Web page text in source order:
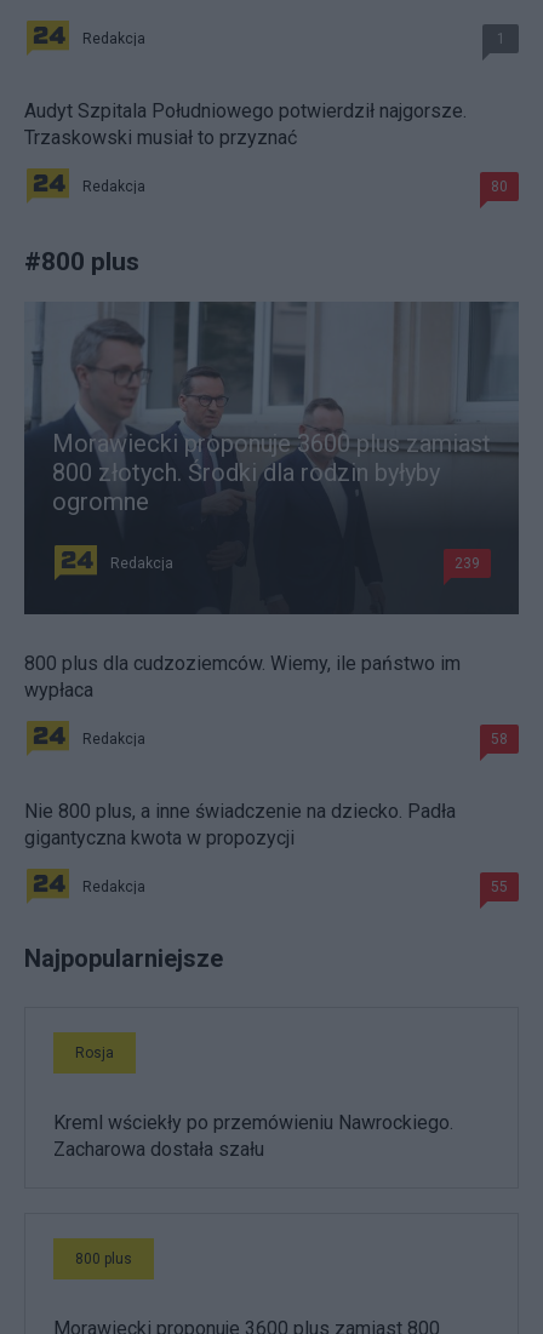
Redakcja 1
Audyt Szpitala Południowego potwierdził najgorsze.
Trzaskowski musiał to przyznać
Redakcja 80
#800 plus
Morawiecki proponuje 3600 plus zamiast
800 złotych. Środki dla rodzin byłyby
ogromne
Redakcja 239
800 plus dla cudzoziemców. Wiemy, ile państwo im
wypłaca
Redakcja 58
Nie 800 plus, a inne świadczenie na dziecko. Padła
gigantyczna kwota w propozycji
Redakcja 55
Najpopularniejsze
Rosja
Kreml wściekły po przemówieniu Nawrockiego.
Zacharowa dostała szału
800 plus
Morawiecki proponuje 3600 plus zamiast 800